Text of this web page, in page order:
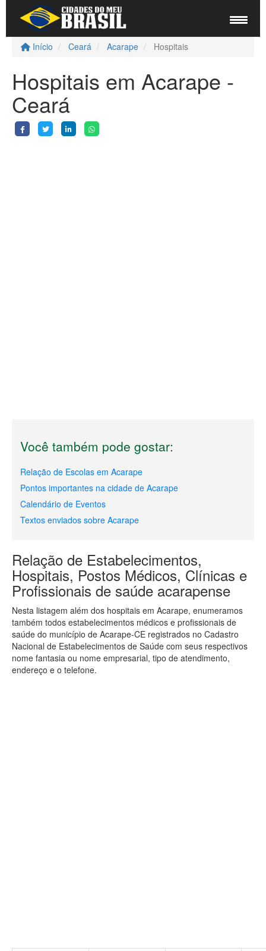
Início Ceará Acarape Hospitais
Hospitais em Acarape -
Ceará
Você também pode gostar:
Relação de Escolas em Acarape
Pontos importantes na cidade de Acarape
Calendário de Eventos
Textos enviados sobre Acarape
Relação de Estabelecimentos,
Hospitais, Postos Médicos, Clínicas e
Profissionais de saúde acarapense
Nesta listagem além dos hospitais em Acarape, enumeramos
também todos estabelecimentos médicos e profissionais de
saúde do município de Acarape-CE registrados no Cadastro
Nacional de Estabelecimentos de Saúde com seus respectivos
nome fantasia ou nome empresarial, tipo de atendimento,
endereço e o telefone.